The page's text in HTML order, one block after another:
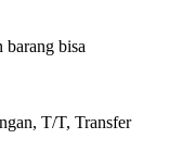
bisa
T/T, Transfer